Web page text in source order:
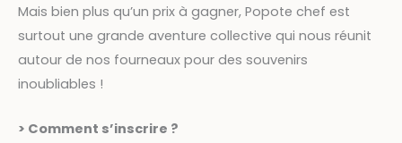
Mais bien plus qu’un prix à gagner, Popote chef est
surtout une grande aventure collective qui nous réunit
autour de nos fourneaux pour des souvenirs
inoubliables !
> Comment s’inscrire ?